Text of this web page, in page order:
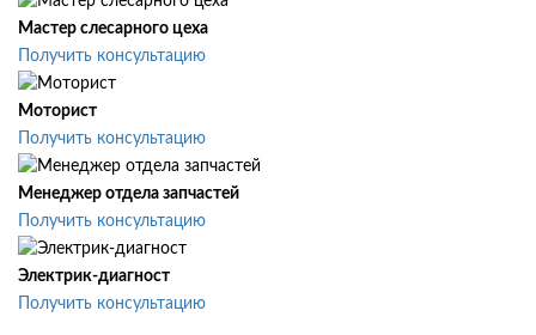
Мастер слесарного цеха
Получить консультацию
Моторист
Получить консультацию
Менеджер отдела запчастей
Получить консультацию
Электрик-диагност
Получить консультацию